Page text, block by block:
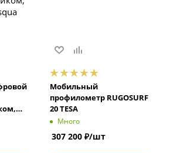
Мобильный
профилометр RUGOSURF
20 TESA
Много
307 200 ₽/шт